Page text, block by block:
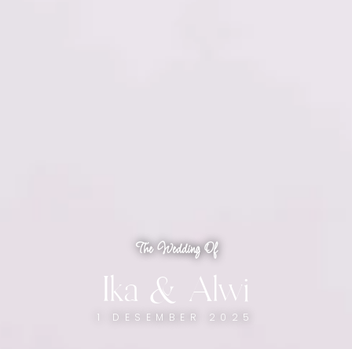
The Wedding Of
Ika & Alwi
1 DESEMBER 2025